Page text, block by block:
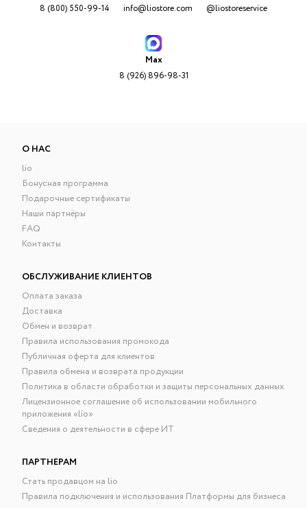
8 (800) 550-99-14 info@liostore.com @liostoreservice
Max
8 (926) 896-98-31
О НАС
lio
Бонусная программа
Подарочные сертификаты
Наши партнёры
FAQ
Контакты
ОБСЛУЖИВАНИЕ КЛИЕНТОВ
Оплата заказа
Доставка
Обмен и возврат
Правила использования промокода
Публичная оферта для клиентов
Правила обмена и возврата продукции
Политика в области обработки и защиты персональных данных
Лицензионное соглашение об использовании мобильного
приложения «lío»
Сведения о деятельности в сфере ИТ
ПАРТНЕРАМ
Стать продавцом на lio
Правила подключения и использования Платформы для бизнеса